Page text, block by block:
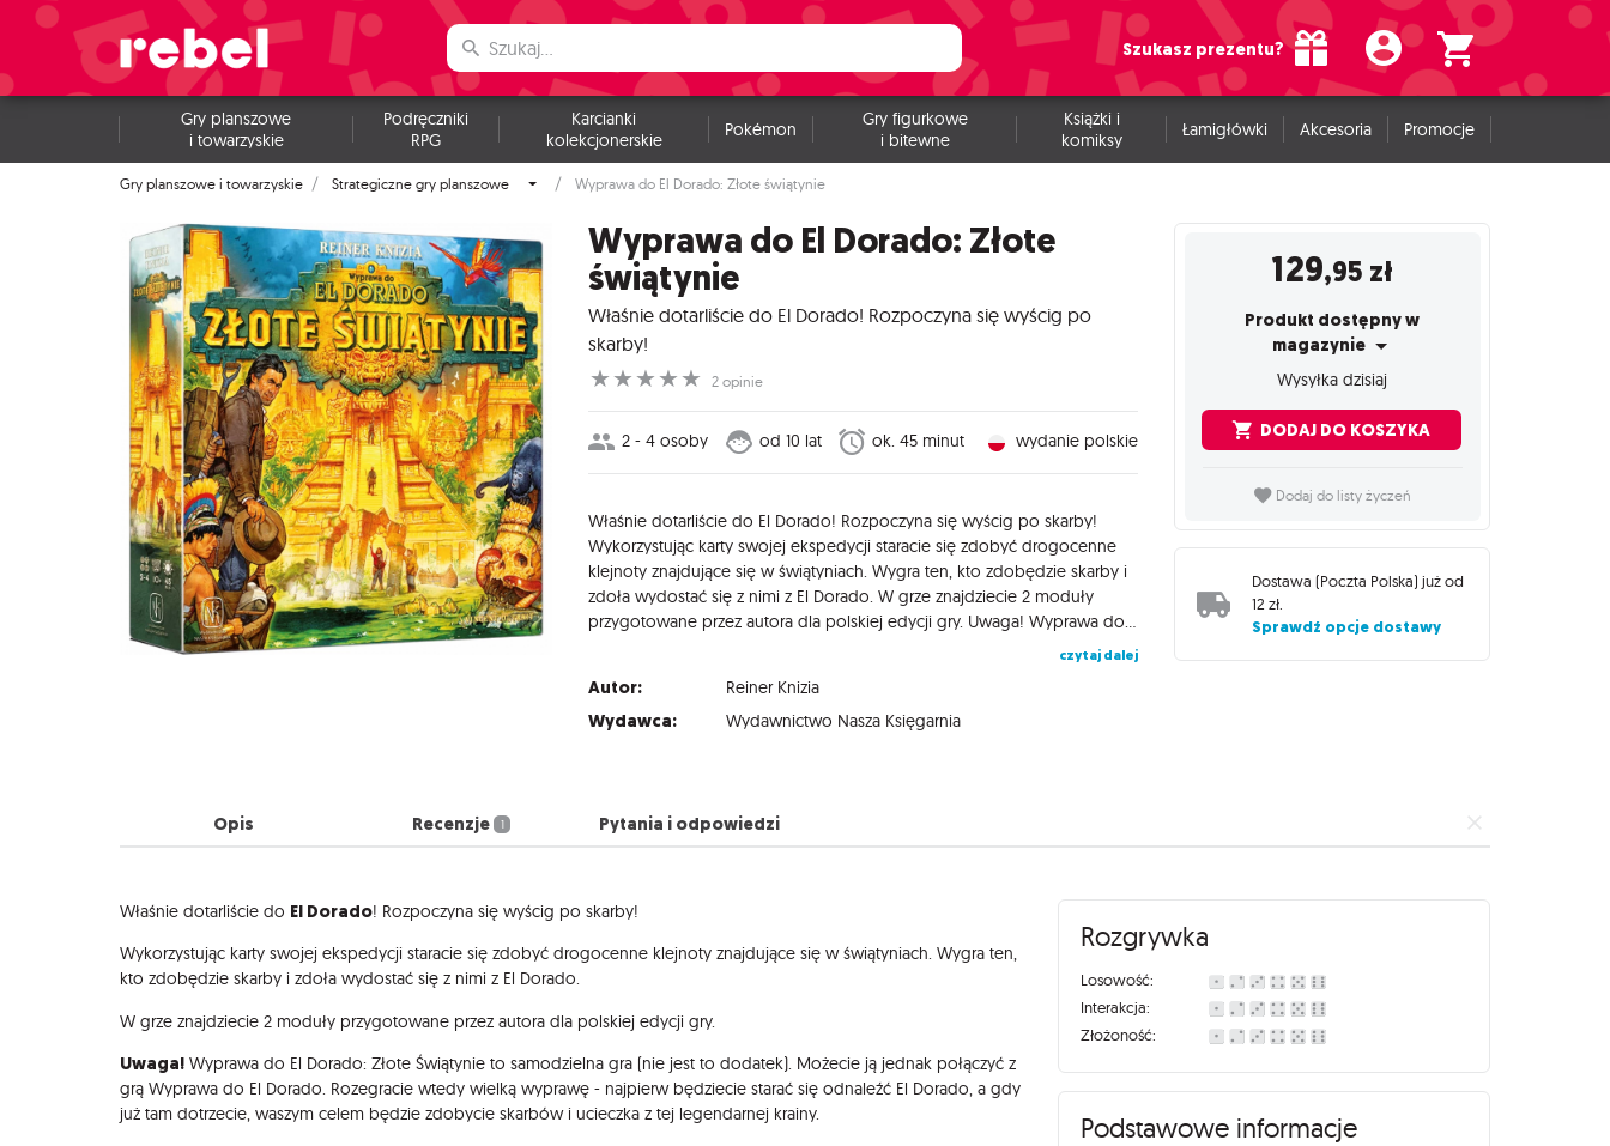
Szukasz prezentu?
Gry planszowe
i towarzyskie
Podręczniki
RPG
Karcianki
kolekcjonerskie
Pokémon
Gry figurkowe
i bitewne
Książki i
komiksy
Łamigłówki Akcesoria Promocje
Gry planszowe i towarzyskie Strategiczne gry planszowe Wyprawa do El Dorado: Złote świątynie
Wyprawa do El Dorado: Złote
świątynie
Właśnie dotarliście do El Dorado! Rozpoczyna się wyścig po
skarby!
☆
☆
☆
☆
☆ 2 opinie
2 - 4 osoby od 10 lat ok. 45 minut wydanie polskie
Właśnie dotarliście do El Dorado! Rozpoczyna się wyścig po skarby!
Wykorzystując karty swojej ekspedycji staracie się zdobyć drogocenne
klejnoty znajdujące się w świątyniach. Wygra ten, kto zdobędzie skarby i
zdoła wydostać się z nimi z El Dorado. W grze znajdziecie 2 moduły
czytaj dalej
Autor: Reiner Knizia
Wydawca: Wydawnictwo Nasza Księgarnia
129,95 zł
Produkt dostępny w
magazynie
Wysyłka dzisiaj
DODAJ DO KOSZYKA
Dodaj do listy życzeń
Dostawa (Poczta Polska) już od
12 zł.
Sprawdź opcje dostawy
Opis Recenzje 1 Pytania i odpowiedzi
Opis
Właśnie dotarliście do El Dorado! Rozpoczyna się wyścig po skarby!
Wykorzystując karty swojej ekspedycji staracie się zdobyć drogocenne klejnoty znajdujące się w świątyniach. Wygra ten,
kto zdobędzie skarby i zdoła wydostać się z nimi z El Dorado.
W grze znajdziecie 2 moduły przygotowane przez autora dla polskiej edycji gry.
Uwaga! Wyprawa do El Dorado: Złote Świątynie to samodzielna gra (nie jest to dodatek). Możecie ją jednak połączyć z
grą Wyprawa do El Dorado. Rozegracie wtedy wielką wyprawę - najpierw będziecie starać się odnaleźć El Dorado, a gdy
już tam dotrzecie, waszym celem będzie zdobycie skarbów i ucieczka z tej legendarnej krainy.
Rozgrywka
Losowość:
Interakcja:
Złożoność:
Podstawowe informacje